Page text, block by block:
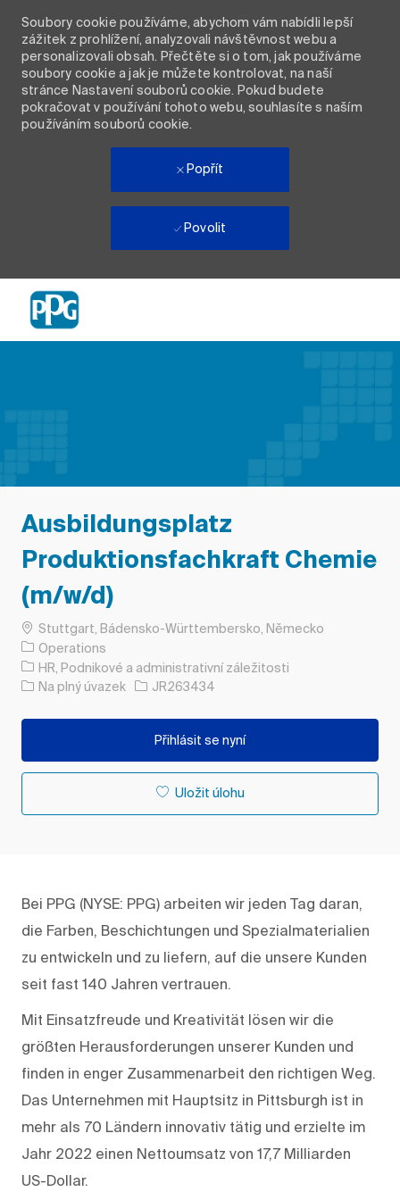
Soubory cookie používáme, abychom vám nabídli lepší
zážitek z prohlížení, analyzovali návštěvnost webu a
personalizovali obsah. Přečtěte si o tom, jak používáme
soubory cookie a jak je můžete kontrolovat, na naší
stránce Nastavení souborů cookie. Pokud budete
pokračovat v používání tohoto webu, souhlasíte s naším
používáním souborů cookie.
Popřít
Povolit
Ausbildungsplatz
Produktionsfachkraft Chemie
(m/w/d)
Umístění
Stuttgart, Bádensko-Württembersko, Německo
Operations
Kategorie
HR, Podnikové a administrativní záležitosti
Typ úlohy
Na plný úvazek ID úlohy
JR263434
Přihlásit se nyní
Uložit úlohu
Bei PPG (NYSE: PPG) arbeiten wir jeden Tag daran,
die Farben, Beschichtungen und Spezialmaterialien
zu entwickeln und zu liefern, auf die unsere Kunden
seit fast 140 Jahren vertrauen.
Mit Einsatzfreude und Kreativität lösen wir die
größten Herausforderungen unserer Kunden und
finden in enger Zusammenarbeit den richtigen Weg.
Das Unternehmen mit Hauptsitz in Pittsburgh ist in
mehr als 70 Ländern innovativ tätig und erzielte im
Jahr 2022 einen Nettoumsatz von 17,7 Milliarden
US-Dollar.